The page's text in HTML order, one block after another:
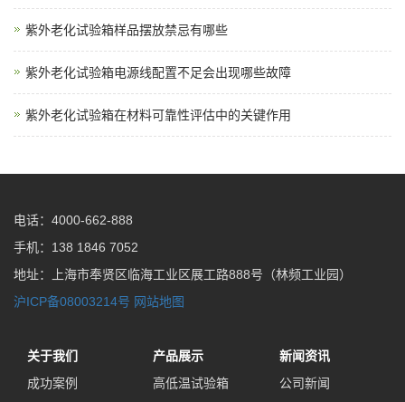
紫外老化试验箱样品摆放禁忌有哪些
紫外老化试验箱电源线配置不足会出现哪些故障
紫外老化试验箱在材料可靠性评估中的关键作用
电话：4000-662-888
手机：138 1846 7052
地址：上海市奉贤区临海工业区展工路888号（林频工业园）
沪ICP备08003214号 网站地图
关于我们
成功案例
产品展示
高低温试验箱
新闻资讯
公司新闻